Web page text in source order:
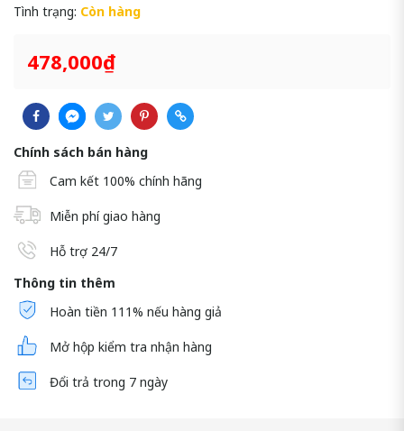
Tình trạng: Còn hàng
478,000₫
Chính sách bán hàng
Cam kết 100% chính hãng
Miễn phí giao hàng
Hỗ trợ 24/7
Thông tin thêm
Hoàn tiền 111% nếu hàng giả
Mở hộp kiểm tra nhận hàng
Đổi trả trong 7 ngày